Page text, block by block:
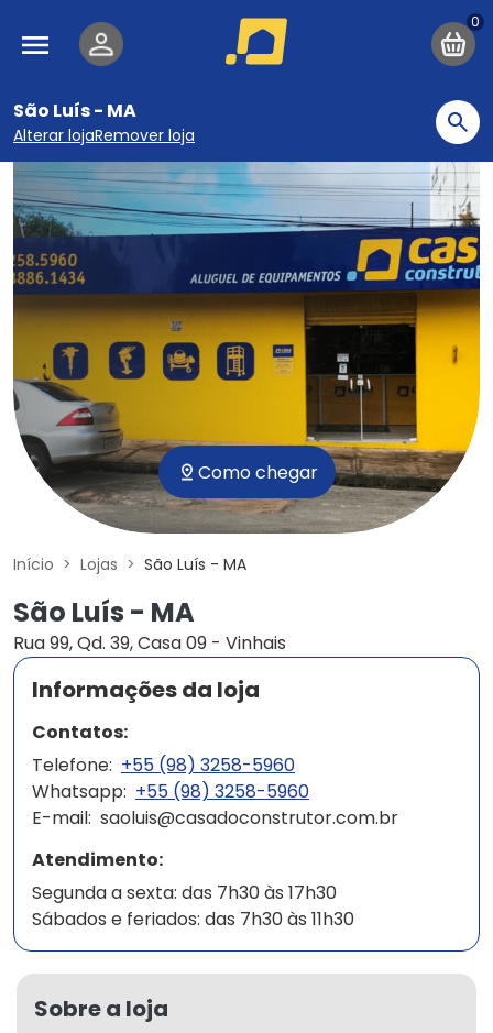
Pular para o conteúdo principal
Navegação principal
São Luís - MA
Alterar lojaRemover loja
Como chegar
Início Lojas São Luís - MA
São Luís - MA
Rua 99, Qd. 39, Casa 09 - Vinhais
Informações da loja
Contatos:
Telefone: +55 (98) 3258-5960
Whatsapp: +55 (98) 3258-5960
E-mail: saoluis@casadoconstrutor.com.br
Atendimento:
Segunda a sexta: das 7h30 às 17h30
Sábados e feriados: das 7h30 às 11h30
Sobre a loja